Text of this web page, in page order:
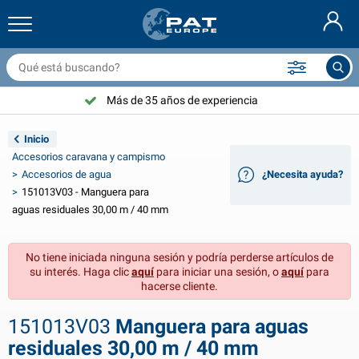
y redes para remolque
alquitranada
eléctrico para remolque
remolque
remolque Aspöck
remolque Radex
LED remolque
coche
de batería y artículos solares
de energía
12V & 24V
para coche y cubiertas superiores
para coche
de protección
caravana & autocaravana
caravana & autocaravana
gas
para mantenimiento
para tiendas de campaña
de cubierta
y grilletes
de vela
y mantenimiento
de protección y accesorios
Extintores & mantas ignífuga
para bicicletas
para motocicletas
aire libre
GasStop®
Nederlands
Deutsch
English
Français
Norsk
Dansk
Más de 35 años de experiencia
Inicio
Accesorios caravana y campismo
Accesorios de agua
151013V03 - Manguera para
aguas residuales 30,00 m / 40 mm
¿Necesita ayuda?
No tiene iniciada ninguna sesión y podría perderse artículos de
su interés. Haga clicaquípara iniciar una sesión, oaquípara
hacerse cliente.
151013V03 Manguera para aguas
residuales 30,00 m / 40 mm